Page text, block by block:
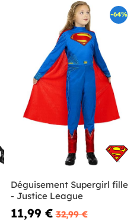
-64%
Déguisement Supergirl fille
- Justice League
11,99 € 32,99 €